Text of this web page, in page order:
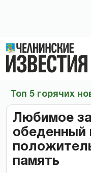
Топ 5 горячих
Любимое
обеденный
память